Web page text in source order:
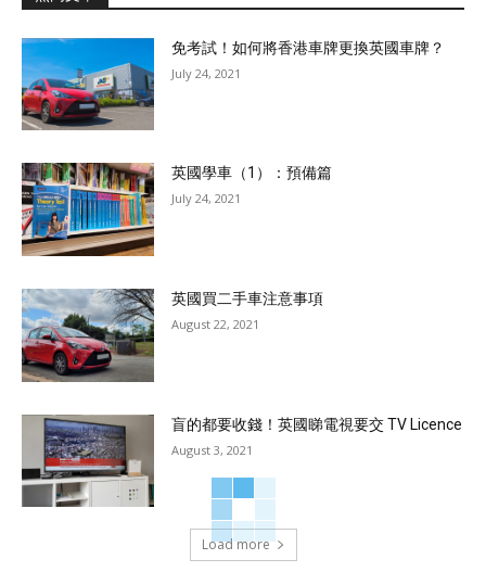
免考試！如何將香港車牌更換英國車牌？
July 24, 2021
英國學車（1）：預備篇
July 24, 2021
英國買二手車注意事項
August 22, 2021
盲的都要收錢！英國睇電視要交 TV Licence
August 3, 2021
Load more